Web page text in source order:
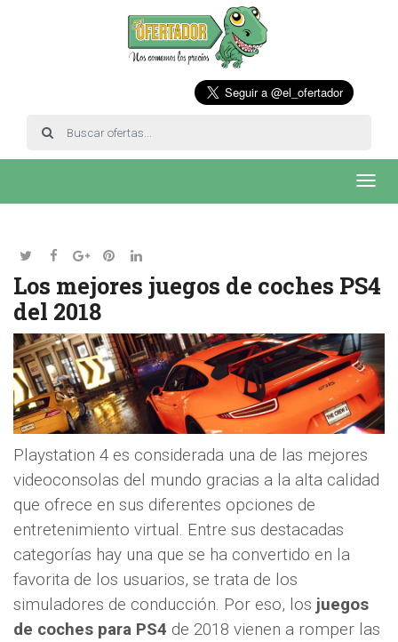
Los mejores juegos de coches PS4
del 2018
Playstation 4 es considerada una de las mejores
videoconsolas del mundo gracias a la alta calidad
que ofrece en sus diferentes opciones de
entretenimiento virtual. Entre sus destacadas
categorías hay una que se ha convertido en la
favorita de los usuarios, se trata de los
simuladores de conducción. Por eso, los juegos
de coches para PS4 de 2018 vienen a romper las